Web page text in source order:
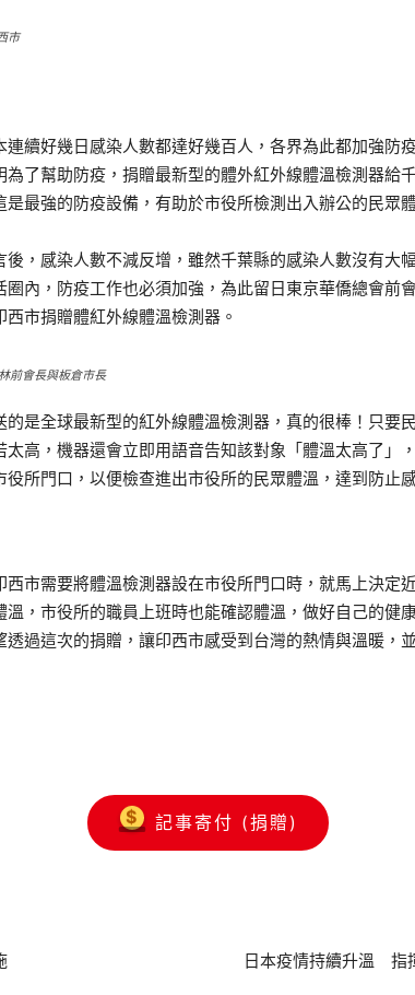
市
連續好幾日感染人數都達好幾百人，各界為此都加強防
為了幫助防疫，捐贈最新型的體外紅外線體溫檢測器給
最強的防疫設備，有助於市役所檢測出入辦公的民眾
，感染人數不減反增，雖然千葉縣的感染人數沒有大
圈內，防疫工作也必須加強，為此留日東京華僑總會前
市捐贈體紅外線體溫檢測器。
林前會長與板倉市長
是全球最新型的紅外線體溫檢測器，真的很棒！只要
太高，機器還會立即用語音告知該對象「體溫太高了」
所門口，以便檢查進出市役所的民眾體溫，達到防止
市需要將體溫檢測器設在市役所門口時，就馬上決定
溫，市役所的職員上班時也能確認體溫，做好自己的健
透過這次的捐贈，讓印西市感受到台灣的熱情與溫暖，
記事寄付 (捐贈)
日本疫情持續升溫 指